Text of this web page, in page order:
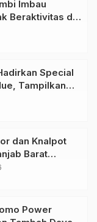
Imbau
Beraktivitas di
Demi
Special
Tampilkan
yang
dan Knalpot
Barat
Kendaraan
Power